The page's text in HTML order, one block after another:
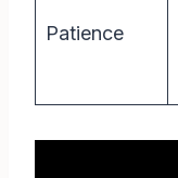
Patience